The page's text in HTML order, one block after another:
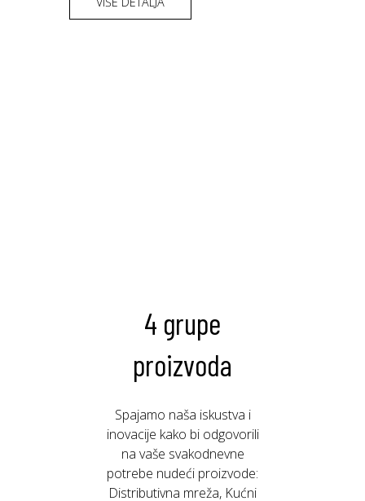
4 grupe
proizvoda
Spajamo naša iskustva i
inovacije kako bi odgovorili
na vaše svakodnevne
potrebe nudeći proizvode:
Distributivna mreža, Kućni